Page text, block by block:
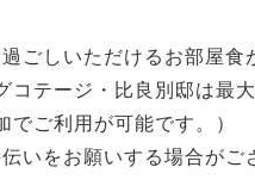
ごしいただけるお部屋食
コテージ・比良別邸は最
ご利用が可能です。）
いをお願いする場合がご